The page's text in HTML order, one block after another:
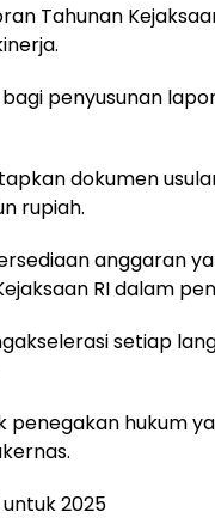
Tahunan
penyusunan
dokumen
rupiah.
anggaran
RI dalam
setiap
hukum
2025